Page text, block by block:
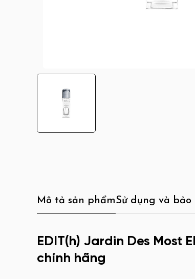
Mô tả sản phẩmSử dụng và bảo
EDIT(h) Jardin Des Most
chính hãng